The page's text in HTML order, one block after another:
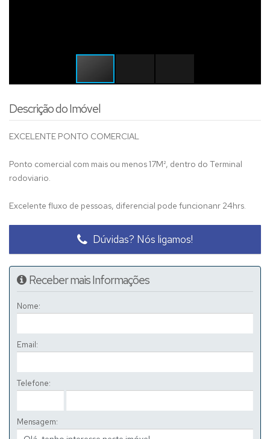
Descrição do Imóvel
EXCELENTE PONTO COMERCIAL
Ponto comercial com mais ou menos 17M², dentro do Terminal
rodoviario.
Excelente fluxo de pessoas, diferencial pode funcionanr 24hrs.
Dúvidas? Nós ligamos!
Receber mais Informações
Nome:
Email:
Telefone:
Mensagem: